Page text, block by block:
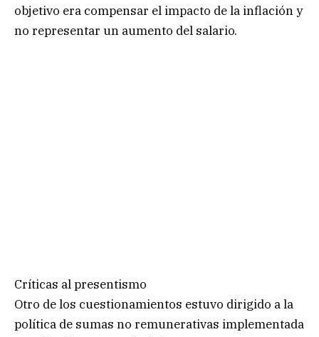
objetivo era compensar el impacto de la inflación y
no representar un aumento del salario.
Críticas al presentismo
Otro de los cuestionamientos estuvo dirigido a la
política de sumas no remunerativas implementada